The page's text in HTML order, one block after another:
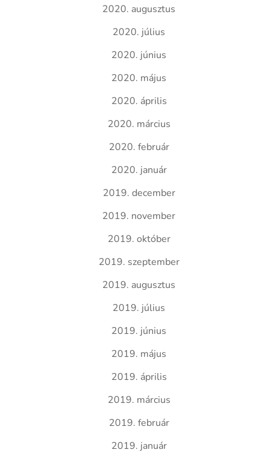
2020. augusztus
2020. július
2020. június
2020. május
2020. április
2020. március
2020. február
2020. január
2019. december
2019. november
2019. október
2019. szeptember
2019. augusztus
2019. július
2019. június
2019. május
2019. április
2019. március
2019. február
2019. január